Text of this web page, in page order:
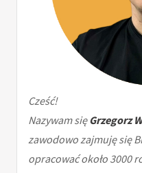
Cześć!
Nazywam sięGrzegorz
zawodowo zajmuję się
opracować około 3000